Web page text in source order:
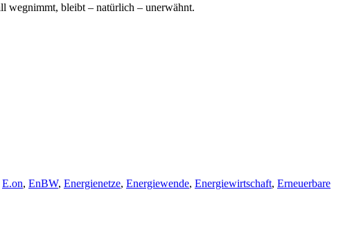
wegnimmt, bleibt – natürlich – unerwähnt.
E.on, EnBW, Energienetze, Energiewende, Energiewirtschaft, Erneuerbare